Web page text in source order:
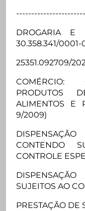
DROGARIA E
30.358.341/0001-
25351.092709/
COMÉRCIO:
PRODUTOS
ALIMENTOS E
9/2009)
CONTENDO
CONTROLE
SUJEITOS AO
PRESTAÇÃO DE